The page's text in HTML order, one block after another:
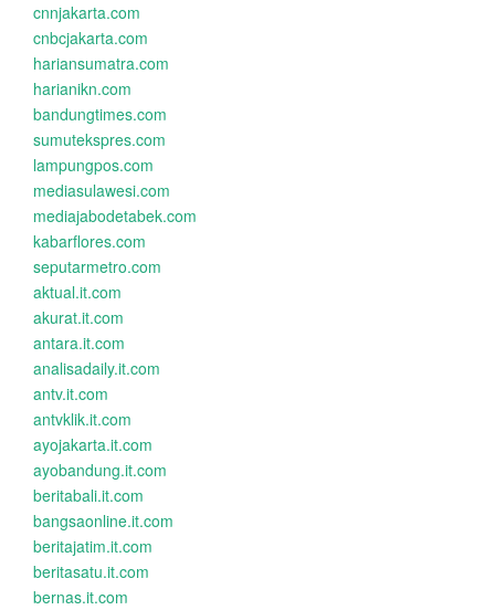
cnnjakarta.com
cnbcjakarta.com
hariansumatra.com
harianikn.com
bandungtimes.com
sumutekspres.com
lampungpos.com
mediasulawesi.com
mediajabodetabek.com
kabarflores.com
seputarmetro.com
aktual.it.com
akurat.it.com
antara.it.com
analisadaily.it.com
antv.it.com
antvklik.it.com
ayojakarta.it.com
ayobandung.it.com
beritabali.it.com
bangsaonline.it.com
beritajatim.it.com
beritasatu.it.com
bernas.it.com